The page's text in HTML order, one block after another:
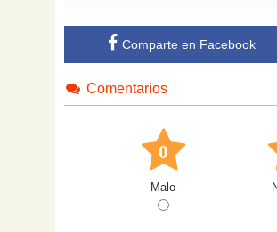
Comparte en Facebook
Comentarios
0
Malo